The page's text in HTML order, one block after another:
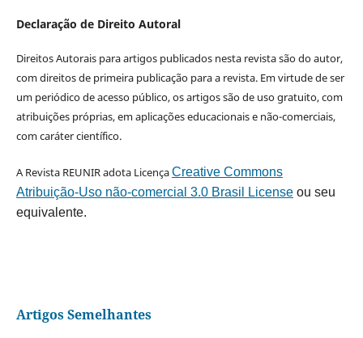
Declaração de Direito Autoral
Direitos Autorais para artigos publicados nesta revista são do autor,
com direitos de primeira publicação para a revista. Em virtude de ser
um periódico de acesso público, os artigos são de uso gratuito, com
atribuições próprias, em aplicações educacionais e não-comerciais,
com caráter científico.
A Revista REUNIR adota LicençaCreative Commons
Atribuição-Uso não-comercial 3.0 Brasil Licenseou seu
equivalente.
Artigos Semelhantes